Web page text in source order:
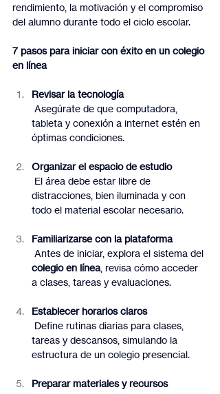
rendimiento, la motivación y el compromiso
del alumno durante todo el ciclo escolar.
7 pasos para iniciar con éxito en un colegio
en línea
Revisar la tecnología
tableta y conexión a internet estén en
óptimas condiciones.
Organizar el espacio de estudio
distracciones, bien iluminada y con
todo el material escolar necesario.
Familiarizarse con la plataforma
Antes de iniciar, explora el sistema del
colegio en línea, revisa cómo acceder
a clases, tareas y evaluaciones.
Establecer horarios claros
tareas y descansos, simulando la
estructura de un colegio presencial.
Preparar materiales y recursos